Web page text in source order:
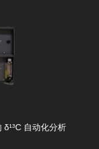
自动化分析